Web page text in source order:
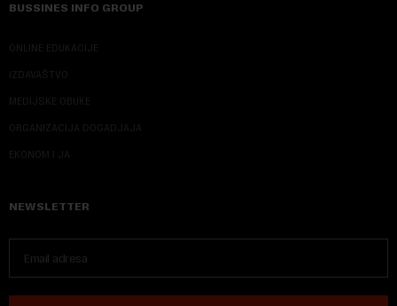
BUSSINES INFO GROUP
ONLINE EDUKACIJE
IZDAVAŠTVO
MEDIJSKE OBUKE
ORGANIZACIJA DOGADJAJA
EKONOM I JA
NEWSLETTER